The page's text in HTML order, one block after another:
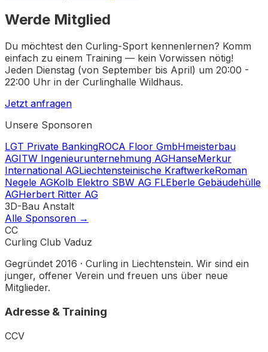
Werde Mitglied
Du möchtest den Curling-Sport kennenlernen? Komm
einfach zu einem Training — kein Vorwissen nötig!
Jeden Dienstag (von September bis April) um 20:00 -
22:00 Uhr in der Curlinghalle Wildhaus.
Jetzt anfragen
Unsere Sponsoren
LGT Private BankingROCA Floor GmbHmeisterbau
AGITW Ingenieurunternehmung AGHanseMerkur
International AGLiechtensteinische KraftwerkeRoman
Negele AGKolb Elektro SBW AG FLEberle Gebäudehülle
AGHerbert Ritter AG
3D-Bau Anstalt
Alle Sponsoren →
CC
Curling Club Vaduz
Gegründet 2016 · Curling in Liechtenstein. Wir sind ein
junger, offener Verein und freuen uns über neue
Mitglieder.
Adresse & Training
CCV